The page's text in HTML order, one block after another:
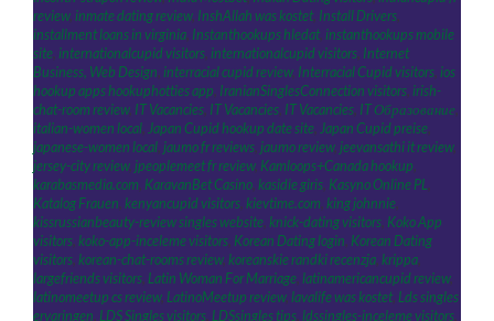
review, inmate dating review, InshAllah was kostet, Install Drivers,
installment loans in virginia, Instanthookups hledat, instanthookups mobile
site, internationalcupid visitors, internationalcupid visitors, Internet
Business, Web Design, interracial cupid review, Interracial Cupid visitors, ios
hookup apps hookuphotties app, IranianSinglesConnection visitors, irish-
chat-room review, IT Vacancies, IT Vacancies, IT Vacancies, IT Образование,
italian-women local, Japan Cupid hookup date site, Japan Cupid preise,
japanese-women local, jaumo fr reviews, jaumo review, jeevansathi it review,
jersey-city review, jpeoplemeet fr review, Kamloops+Canada hookup,
karabasmedia.com, KaravanBet Casino, kasidie giris, Kasyno Online PL,
Katalog Frauen, kenyancupid visitors, kievtime.com, king johnnie,
kissrussianbeauty-review singles website, knick-dating visitors, Koko App
visitors, koko-app-inceleme visitors, Korean Dating login, Korean Dating
visitors, korean-chat-rooms review, koreanskie randki recenzja, krippa,
largefriends visitors, Latin Woman For Marriage, latinamericancupid review,
latinomeetup cs review, LatinoMeetup review, lavalife was kostet, Lds singles
ervaringen, LDS Singles visitors, LDSsingles tips, ldssingles-inceleme visitors,